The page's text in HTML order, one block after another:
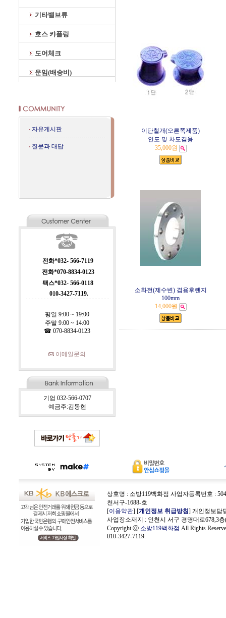
기타밸브류
호스 캬플링
도어체크
운임(배송비)
자유게시판
질문과 대답
전화*032- 566-7119
전화*070-8834-0123
팩스*032- 566-0118
010-3427-7119.
평일 9:00 ~ 19:00
주말 9:00 ~ 14:00
☎ 070-8834-0123
이메일문의
기업 032-566-0707
예금주:김동현
이단철개(오른쪽제품)
인도 및 차도겸용
35,000원
소화전(제수변) 겸용후렌지
100mm
14,000원
상호명 : 소방119백화점 사업자등록번호 :
천서구-1688-호
[이용약관] [개인정보 취급방침] 개인정보담
사업장소재지 : 인천시 서구 경명대로678,3
Copyright ⓒ 소방119백화점 All Rights
010-3427-7119.